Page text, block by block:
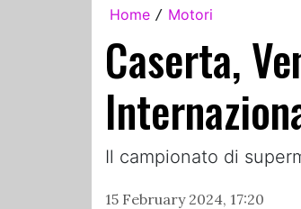
Home / Motori
Caserta,
Il campionato di
15 February 2024, 17:20